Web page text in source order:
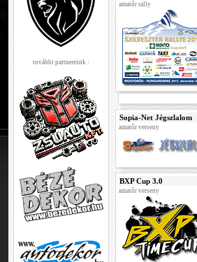
további partnereink :
amatőr rally
Sopia-Net Jégszlalom
amatőr verseny
BXP Cup 3.0
amatőr verseny